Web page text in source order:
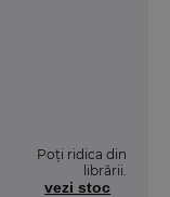
Poți ridica din
librării.
vezi stoc